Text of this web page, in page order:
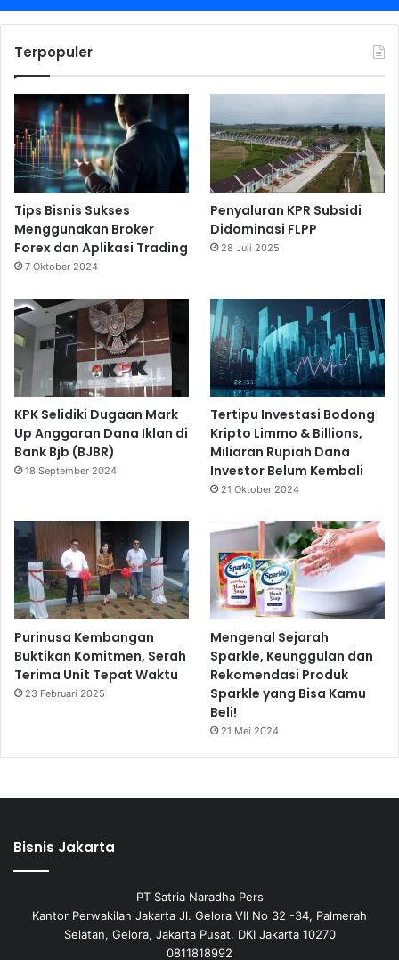
Terpopuler
Tips Bisnis Sukses
Menggunakan Broker
Forex dan Aplikasi Trading
7 Oktober 2024
Penyaluran KPR Subsidi
Didominasi FLPP
28 Juli 2025
KPK Selidiki Dugaan Mark
Up Anggaran Dana Iklan di
Bank Bjb (BJBR)
18 September 2024
Tertipu Investasi Bodong
Kripto Limmo & Billions,
Miliaran Rupiah Dana
Investor Belum Kembali
21 Oktober 2024
Purinusa Kembangan
Buktikan Komitmen, Serah
Terima Unit Tepat Waktu
23 Februari 2025
Mengenal Sejarah
Sparkle, Keunggulan dan
Rekomendasi Produk
Sparkle yang Bisa Kamu
Beli!
21 Mei 2024
Bisnis Jakarta
PT Satria Naradha Pers
Kantor Perwakilan Jakarta Jl. Gelora VII No 32 -34, Palmerah
Selatan, Gelora, Jakarta Pusat, DKI Jakarta 10270
0811818992